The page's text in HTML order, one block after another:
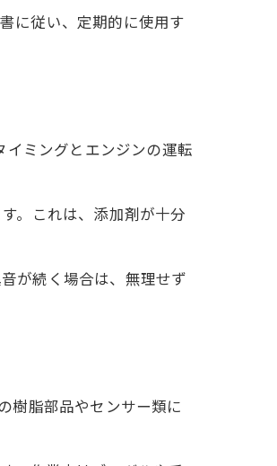
に従い、定期的に使用す
イミングとエンジンの運転
。これは、添加剤が十分
が続く場合は、無理せず
樹脂部品やセンサー類に